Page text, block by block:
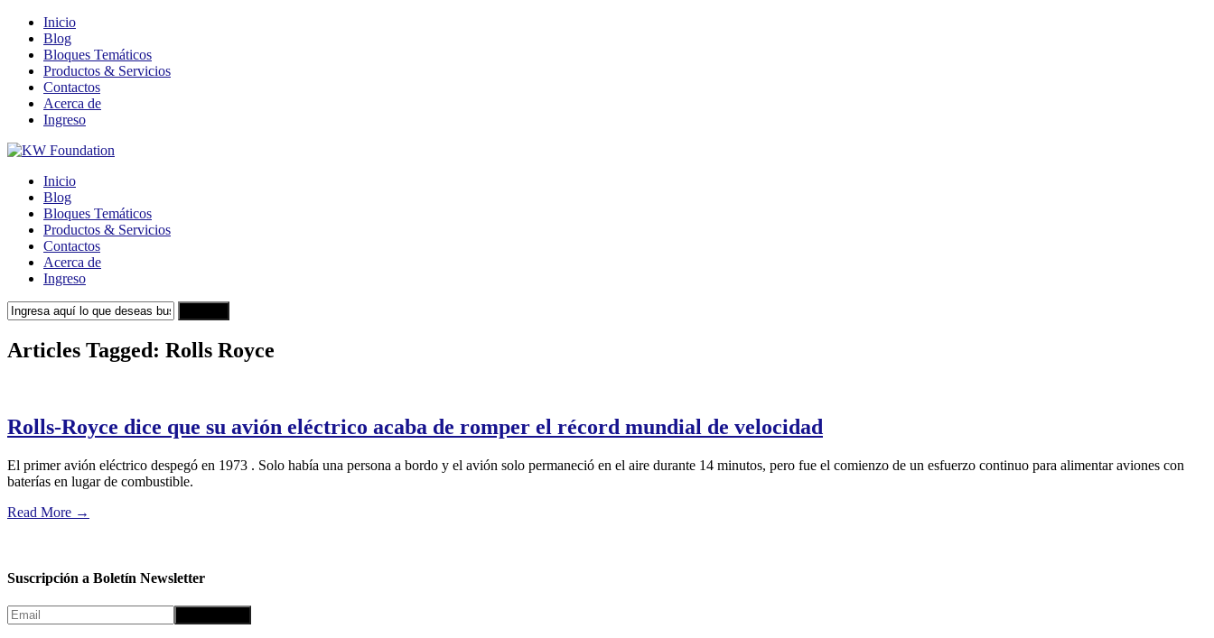
Inicio
Blog
Bloques Temáticos
Productos & Servicios
Contactos
Acerca de
Ingreso
Inicio
Blog
Bloques Temáticos
Productos & Servicios
Contactos
Acerca de
Ingreso
Articles Tagged: Rolls Royce
Rolls-Royce dice que su avión eléctrico acaba de romper el récord mundial de velocidad
El primer avión eléctrico despegó en 1973 . Solo había una persona a bordo y el avión solo permaneció en el aire durante 14 minutos, pero fue el comienzo de un esfuerzo continuo para alimentar aviones con
baterías en lugar de combustible.
Read More →
Suscripción a Boletín Newsletter